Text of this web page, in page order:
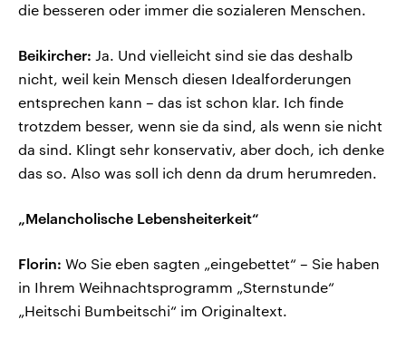
die besseren oder immer die sozialeren Menschen.
Beikircher: Ja. Und vielleicht sind sie das deshalb
nicht, weil kein Mensch diesen Idealforderungen
entsprechen kann – das ist schon klar. Ich finde
trotzdem besser, wenn sie da sind, als wenn sie nicht
da sind. Klingt sehr konservativ, aber doch, ich denke
das so. Also was soll ich denn da drum herumreden.
„Melancholische Lebensheiterkeit“
Florin: Wo Sie eben sagten „eingebettet“ – Sie haben
in Ihrem Weihnachtsprogramm „Sternstunde“
„Heitschi Bumbeitschi“ im Originaltext.